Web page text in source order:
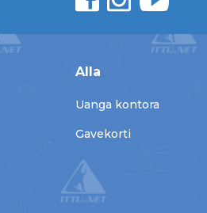
Alla
Uanga kontora
Gavekorti